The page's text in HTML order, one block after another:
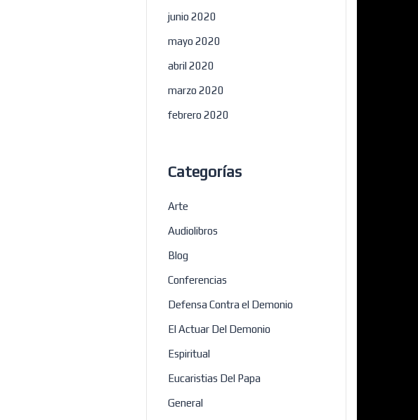
junio 2020
mayo 2020
abril 2020
marzo 2020
febrero 2020
Categorías
Arte
Audiolibros
Blog
Conferencias
Defensa Contra el Demonio
El Actuar Del Demonio
Espiritual
Eucaristias Del Papa
General